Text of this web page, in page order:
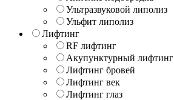
Ультразвуковой липолиз
Ульфит липолиз
Лифтинг
RF лифтинг
Акупунктурный лифтинг
Лифтинг бровей
Лифтинг век
Лифтинг глаз